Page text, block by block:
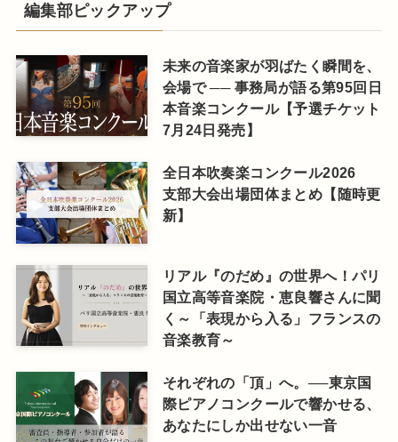
編集部ピックアップ
未来の音楽家が羽ばたく瞬間を、
会場で ── 事務局が語る第95回日
本音楽コンクール【予選チケット
7月24日発売】
全日本吹奏楽コンクール2026
支部大会出場団体まとめ【随時更
新】
リアル『のだめ』の世界へ！パリ
国立高等音楽院・恵良響さんに聞
く～「表現から入る」フランスの
音楽教育～
それぞれの「頂」へ。──東京国
際ピアノコンクールで響かせる、
あなたにしか出せない一音